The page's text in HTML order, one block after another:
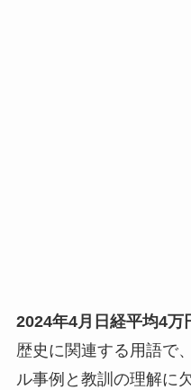
2024年4月日経平均4万
歴史に関連する用語で
ル事例と教訓の理解に